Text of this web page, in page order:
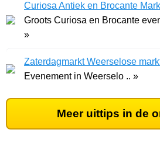
Curiosa Antiek en Brocante
Groots Curiosa en Brocante
»
Zaterdagmarkt Weerselose
Evenement in Weerselo .. »
Meer uittips in de